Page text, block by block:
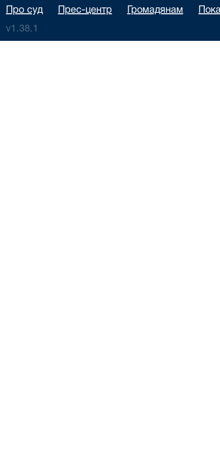
Про суд Прес-центр Громадянам
v1.38.1